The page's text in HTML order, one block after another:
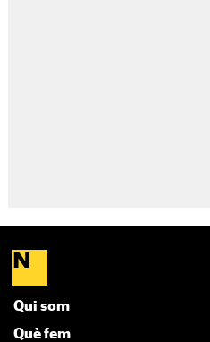
Qui som
Què fem